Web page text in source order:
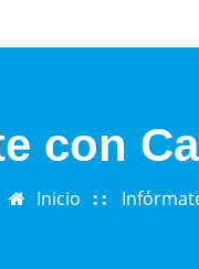
con
Inicio